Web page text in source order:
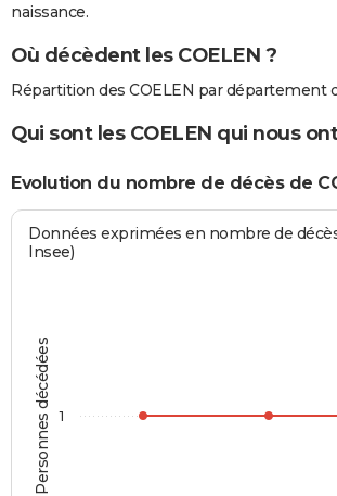
naissance.
Où décèdent les COELEN ?
Répartition des COELEN par département
Qui sont les COELEN qui nous
Evolution du nombre de décès de
Personnes décédées
Données exprimées en nombre de
Insee)
1